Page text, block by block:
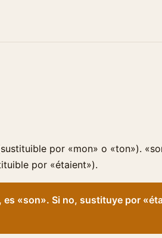
por «mon» o «ton»).
por «étaient»).
«son». Si no, sustituye por